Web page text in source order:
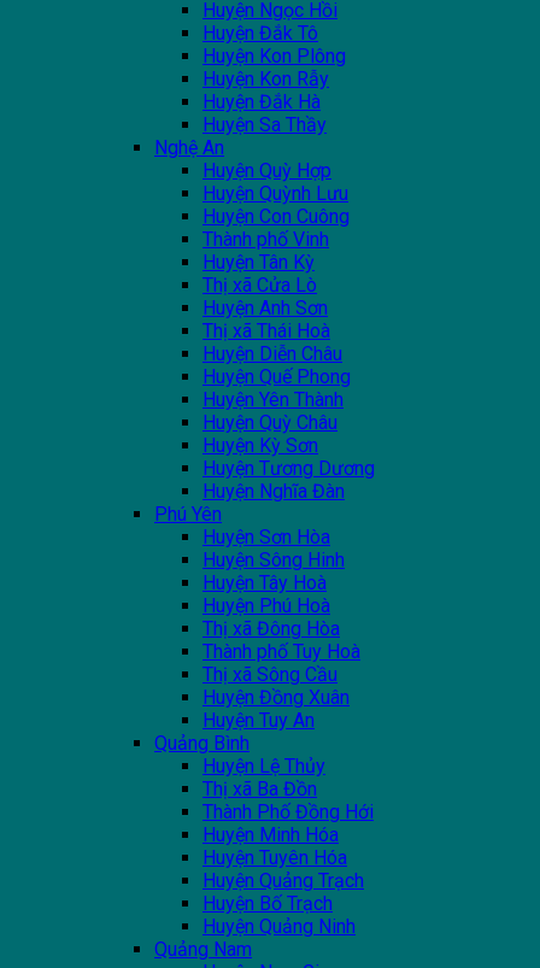
Huyện Ngọc Hồi
Huyện Đắk Tô
Huyện Kon Plông
Huyện Kon Rẫy
Huyện Đắk Hà
Huyện Sa Thầy
Nghệ An
Huyện Quỳ Hợp
Huyện Quỳnh Lưu
Huyện Con Cuông
Thành phố Vinh
Huyện Tân Kỳ
Thị xã Cửa Lò
Huyện Anh Sơn
Thị xã Thái Hoà
Huyện Diễn Châu
Huyện Quế Phong
Huyện Yên Thành
Huyện Quỳ Châu
Huyện Kỳ Sơn
Huyện Tương Dương
Huyện Nghĩa Đàn
Phú Yên
Huyện Sơn Hòa
Huyện Sông Hinh
Huyện Tây Hoà
Huyện Phú Hoà
Thị xã Đông Hòa
Thành phố Tuy Hoà
Thị xã Sông Cầu
Huyện Đồng Xuân
Huyện Tuy An
Quảng Bình
Huyện Lệ Thủy
Thị xã Ba Đồn
Thành Phố Đồng Hới
Huyện Minh Hóa
Huyện Tuyên Hóa
Huyện Quảng Trạch
Huyện Bố Trạch
Huyện Quảng Ninh
Quảng Nam